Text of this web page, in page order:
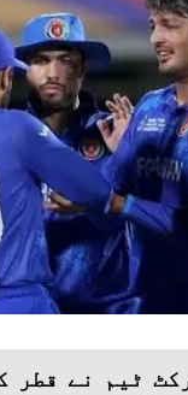
ٹیم نے قطر